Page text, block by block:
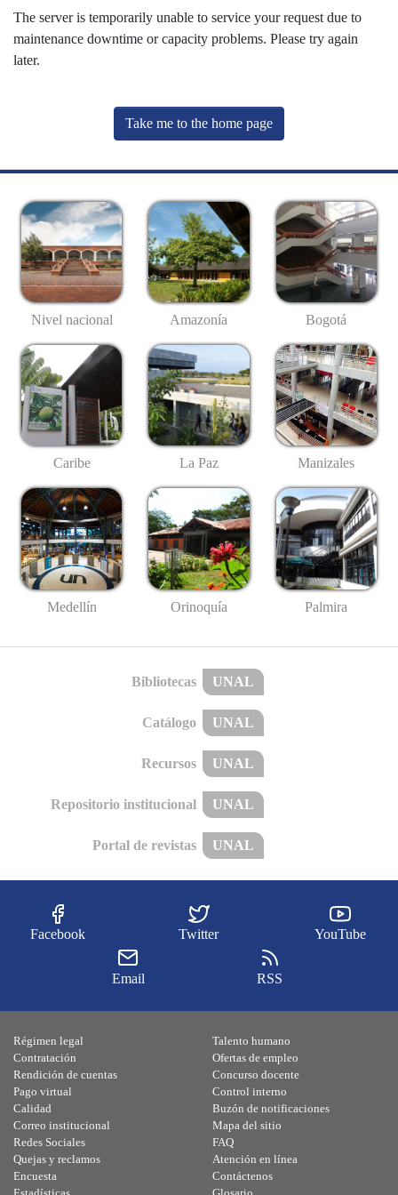
The server is temporarily unable to service your request due to
maintenance downtime or capacity problems. Please try again
later.
Take me to the home page
Nivel nacional Amazonía Bogotá
Caribe La Paz Manizales
Medellín Orinoquía Palmira
Bibliotecas UNAL
Catálogo UNAL
Recursos UNAL
Repositorio institucional UNAL
Portal de revistas UNAL
Facebook Twitter YouTube
Email RSS
Régimen legal
Contratación
Rendición de cuentas
Pago virtual
Calidad
Talento humano
Ofertas de empleo
Concurso docente
Control interno
Buzón de notificaciones
Correo institucional
Redes Sociales
Quejas y reclamos
Encuesta
Mapa del sitio
FAQ
Atención en línea
Contáctenos